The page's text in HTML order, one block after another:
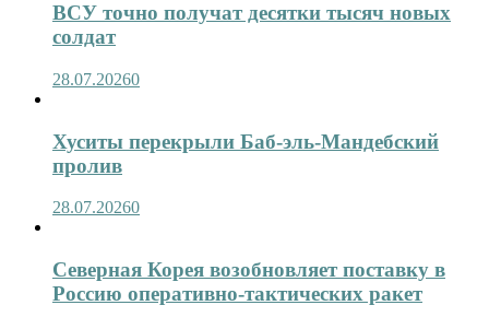
ВСУ точно получат десятки тысяч новых
солдат
28.07.20260
Хуситы перекрыли Баб-эль-Мандебский
пролив
28.07.20260
Северная Корея возобновляет поставку в
Россию оперативно-тактических ракет